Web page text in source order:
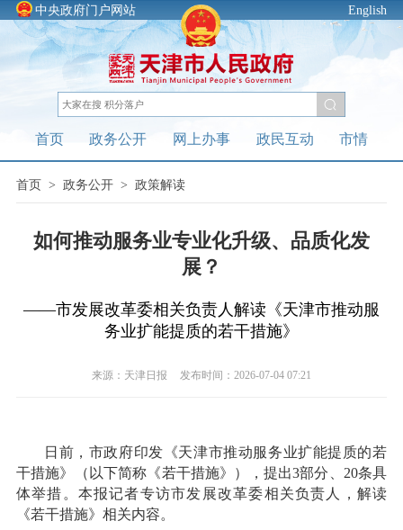
中央政府门户网站 English
首页 政务公开 网上办事 政民互动 市情
首页> 政务公开> 政策解读
如何推动服务业专业化升级、品质化发
展？
——市发展改革委相关负责人解读《天津市推动服
务业扩能提质的若干措施》
来源：天津日报 发布时间：2026-07-04 07:21
日前，市政府印发《天津市推动服务业扩能提质的若
干措施》（以下简称《若干措施》），提出3部分、20条具
体举措。本报记者专访市发展改革委相关负责人，解读
《若干措施》相关内容。